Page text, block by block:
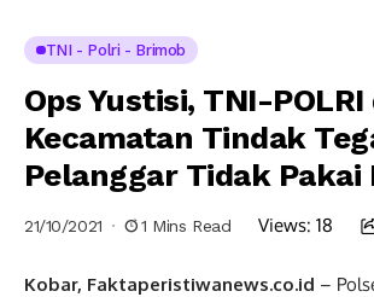
TNI - Polri - Brimob
Ops Yustisi, TNI-POLRI
Kecamatan Tindak
Pelanggar Tidak Pakai
21/10/2021 1 Mins Read Views: 18
Kobar, Faktaperistiwanews.co.id –